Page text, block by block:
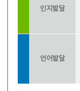
인지발달
언어발달